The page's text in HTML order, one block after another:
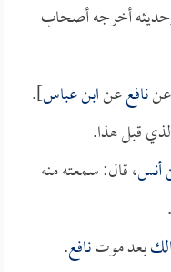
أخرجه أصحاب
عننافععنابن عباس].
قبل هذا.
أنس، قال: سمعته منه
بعد موتنافع.